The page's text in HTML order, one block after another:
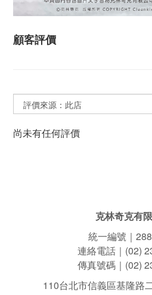
顧客評價
尚未有任何評價
克林奇克有
統一編號｜
連絡電話｜(02)
傳真號碼｜(02)
110台北市信義區基隆路